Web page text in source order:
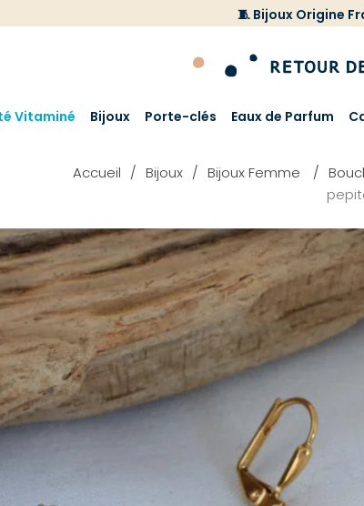
🧵 Bijoux Origine
Vitaminé Bijoux Porte-clés Eaux de Parfum
Accueil Bijoux Bijoux Femme